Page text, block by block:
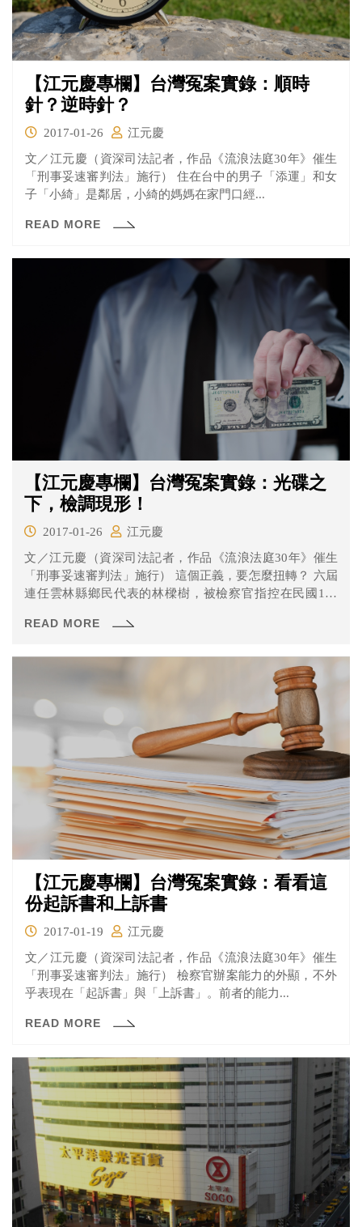
【江元慶專欄】台灣冤案實錄：順時
針？逆時針？
2017-01-26
江元慶
文／江元慶（資深司法記者，作品《流浪法庭30年》催生
「刑事妥速審判法」施行） 住在台中的男子「添運」和女
子「小綺」是鄰居，小綺的媽媽在家門口經...
READ MORE
【江元慶專欄】台灣冤案實錄：光碟之
下，檢調現形！
2017-01-26
江元慶
文／江元慶（資深司法記者，作品《流浪法庭30年》催生
「刑事妥速審判法」施行） 這個正義，要怎麼扭轉？ 六屆
連任雲林縣鄉民代表的林樑樹，被檢察官指控在民國103
READ MORE
【江元慶專欄】台灣冤案實錄：看看這
份起訴書和上訴書
2017-01-19
江元慶
文／江元慶（資深司法記者，作品《流浪法庭30年》催生
「刑事妥速審判法」施行） 檢察官辦案能力的外顯，不外
乎表現在「起訴書」與「上訴書」。前者的能力...
READ MORE